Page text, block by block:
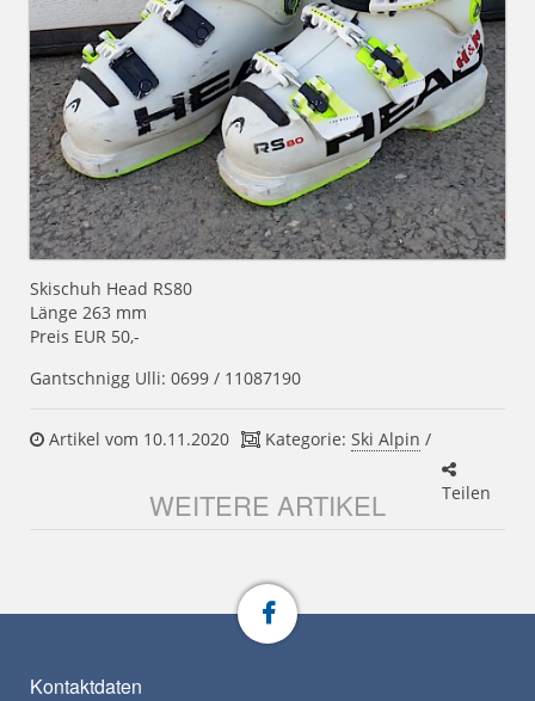
Skischuh Head RS80
Länge 263 mm
Preis EUR 50,-
Gantschnigg Ulli: 0699 / 11087190
Artikel vom 10.11.2020 Kategorie: Ski Alpin /
Teilen
WEITERE ARTIKEL
Kontaktdaten